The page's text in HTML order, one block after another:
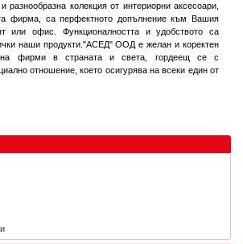
разнообразна колекция от интериорни аксесоари,
фирма, са перфектното допълнение към Вашия
или офис. Функционалността и удобството са
наши продукти."АСЕД" ООД е желан и коректен
на фирми в страната и света, гордеещ се с
отношение, което осигурява на всеки един от